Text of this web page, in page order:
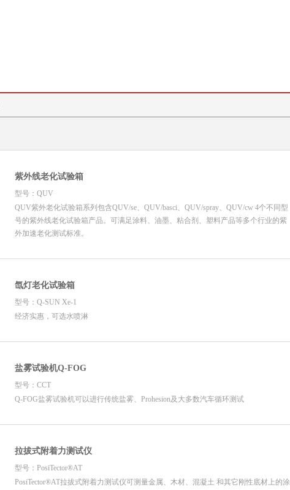
紫外线老化试验箱
型号：QUV
QUV紫外老化试验箱系列包含QUV/se、QUV/basci、QUV/spray、QUV/cw 4个不同型
号的紫外线老化试验箱产品。可满足涂料、油墨、粘合剂、塑料产品等多个行业的紫
外加速老化测试标准。
氙灯老化试验箱
型号：Q-SUN Xe-1
经济实惠，可选水喷淋
盐雾试验机Q-FOG
型号：CCT
Q-FOG盐雾试验机可以进行传统盐雾、Prohesion及大多数汽车循环测试
拉拔式附着力测试仪
型号：PosiTector®AT
PosiTector®AT拉拔式附着力测试仪可测量金属、木材、混凝土 和其它刚性底材上的涂